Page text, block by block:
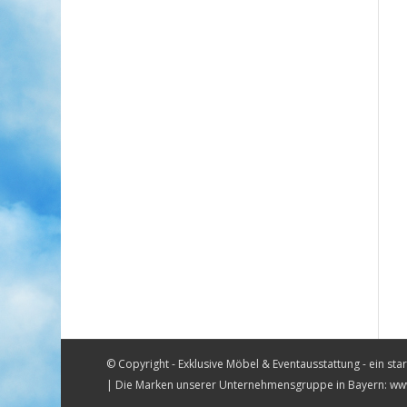
© Copyright - Exklusive Möbel & Eventausstattung - ein
| Die Marken unserer Unternehmensgruppe in Bayern: